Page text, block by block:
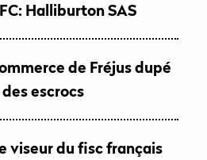
Halliburton SAS
de Fréjus dupé
escrocs
viseur du fisc français